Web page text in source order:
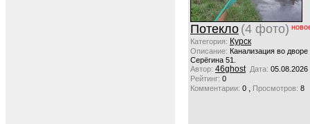
Потекло (4 фото)
Категория: Курск
Описание: Канализация во
Серёгина 51.
Автор: 46ghost Дата: 05.08.2026
Рейтинг: 0
Комментарии: 0 , Просмотров: 8